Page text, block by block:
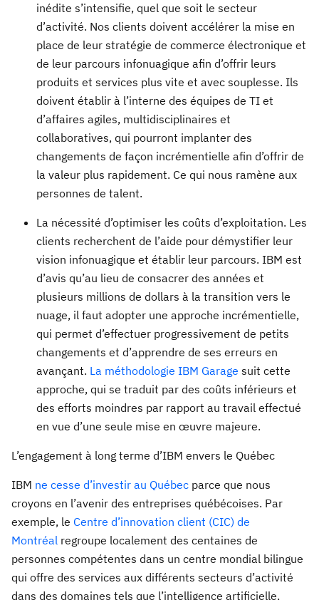
inédite s’intensifie, quel que soit le secteur
d’activité. Nos clients doivent accélérer la mise en
place de leur stratégie de commerce électronique et
de leur parcours infonuagique afin d’offrir leurs
produits et services plus vite et avec souplesse. Ils
doivent établir à l’interne des équipes de TI et
d’affaires agiles, multidisciplinaires et
collaboratives, qui pourront implanter des
changements de façon incrémentielle afin d’offrir de
la valeur plus rapidement. Ce qui nous ramène aux
personnes de talent.
La nécessité d’optimiser les coûts d’exploitation. Les
clients recherchent de l’aide pour démystifier leur
vision infonuagique et établir leur parcours. IBM est
d’avis qu’au lieu de consacrer des années et
plusieurs millions de dollars à la transition vers le
nuage, il faut adopter une approche incrémentielle,
qui permet d’effectuer progressivement de petits
changements et d’apprendre de ses erreurs en
avançant. La méthodologie IBM Garage suit cette
approche, qui se traduit par des coûts inférieurs et
des efforts moindres par rapport au travail effectué
en vue d’une seule mise en œuvre majeure.
L’engagement à long terme d’IBM envers le Québec
IBM ne cesse d’investir au Québec parce que nous
croyons en l’avenir des entreprises québécoises. Par
exemple, le Centre d’innovation client (CIC) de
Montréal regroupe localement des centaines de
personnes compétentes dans un centre mondial bilingue
qui offre des services aux différents secteurs d’activité
dans des domaines tels que l’intelligence artificielle,